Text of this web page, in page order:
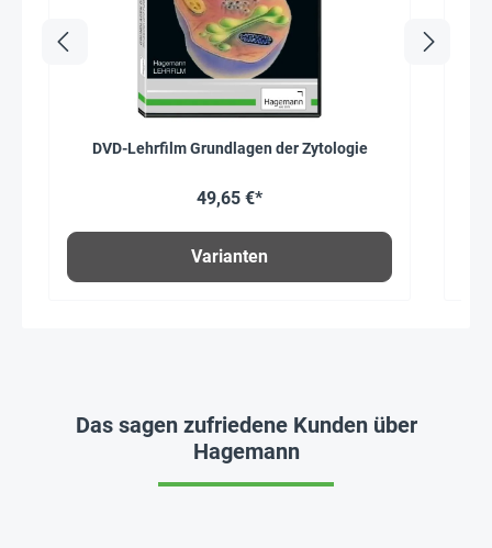
DVD-Lehrfilm Grundlagen der Zytologie
49,65 €*
Varianten
Das sagen zufriedene Kunden über
Hagemann